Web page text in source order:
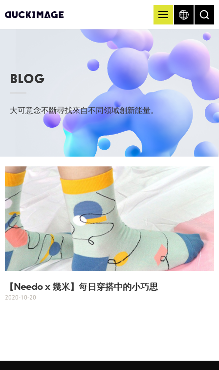
BLOG
大可意念不斷尋找來自不同領域創新能量。
【Needo x 幾米】每日穿搭中的小巧思
2020-10-20